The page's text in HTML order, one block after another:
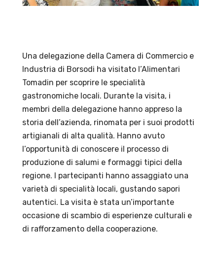
Una delegazione della Camera di Commercio e
Industria di Borsodi ha visitato l’Alimentari
Tomadin per scoprire le specialità
gastronomiche locali. Durante la visita, i
membri della delegazione hanno appreso la
storia dell’azienda, rinomata per i suoi prodotti
artigianali di alta qualità. Hanno avuto
l’opportunità di conoscere il processo di
produzione di salumi e formaggi tipici della
regione. I partecipanti hanno assaggiato una
varietà di specialità locali, gustando sapori
autentici. La visita è stata un’importante
occasione di scambio di esperienze culturali e
di rafforzamento della cooperazione.